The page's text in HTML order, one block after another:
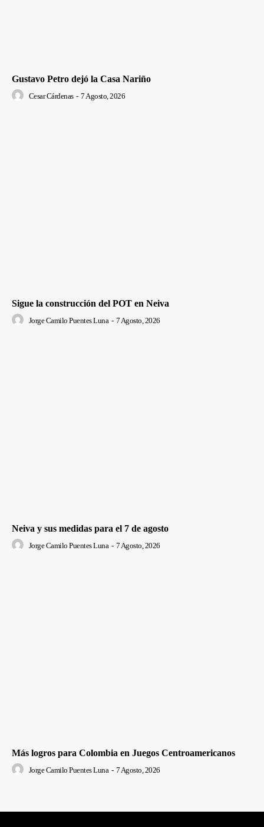
Gustavo Petro dejó la Casa Nariño
Cesar Cárdenas - 7 Agosto, 2026
Sigue la construcción del POT en Neiva
Jorge Camilo Puentes Luna - 7 Agosto, 2026
Neiva y sus medidas para el 7 de agosto
Jorge Camilo Puentes Luna - 7 Agosto, 2026
Más logros para Colombia en Juegos Centroamericanos
Jorge Camilo Puentes Luna - 7 Agosto, 2026